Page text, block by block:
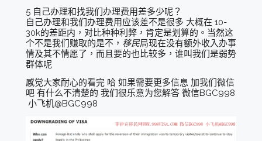
5 自己办理和找我们办理费用差多少呢？
自己办理和我们办理费用应该差不是很多 大概在 10-
30k的差距内，对比种种利弊，肯定是划算的。当然这
个不是我们赚取的是不， 移民局现在没有额外收入办事
情及其不情愿了，而且要的也比较多，谁叫我们是弱势
群体呢
感觉大家耐心的看完 哈 如果需要更多信息 加我们微信
吧 有什么不清楚的 我们很乐意为您解答 微信BGC998
小飞机@BGC998